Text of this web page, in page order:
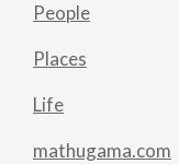
People
Places
Life
mathugama.com